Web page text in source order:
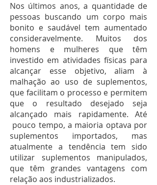
Nos últimos anos, a quantidade de
pessoas buscando um corpo mais
bonito e saudável tem aumentado
consideravelmente. Muitos dos
homens e mulheres que têm
investido em atividades físicas para
alcançar esse objetivo, aliam à
malhação ao uso de suplementos,
que facilitam o processo e permitem
que o resultado desejado seja
alcançado mais rapidamente. Até
pouco tempo, a maioria optava por
suplementos importados, mas
atualmente a tendência tem sido
utilizar suplementos manipulados,
que têm grandes vantagens com
relação aos industrializados.